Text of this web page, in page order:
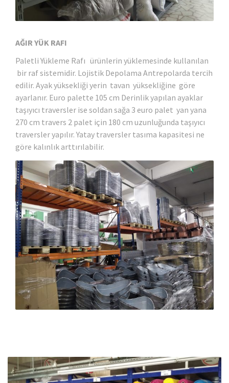
AĞIR YÜK RAFI
Paletli Yükleme Rafı ürünlerin yüklemesinde kullanılan
bir raf sistemidir. Lojistik Depolama Antrepolarda tercih
edilir. Ayak yüksekliği yerin tavan yüksekliğine göre
ayarlanır. Euro palette 105 cm Derinlik yapılan ayaklar
taşıyıcı traversler ise soldan sağa 3 euro palet yan yana
270 cm travers 2 palet için 180 cm uzunluğunda taşıyıcı
traversler yapılır. Yatay traversler tasıma kapasitesi ne
göre kalınlık arttırılabilir.